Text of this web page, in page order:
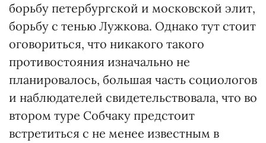
борьбу петербургской и московской элит,
борьбу с тенью Лужкова. Однако тут стоит
оговориться, что никакого такого
противостояния изначально не
планировалось, большая часть социологов
и наблюдателей свидетельствовала, что во
втором туре Собчаку предстоит
встретиться с не менее известным в